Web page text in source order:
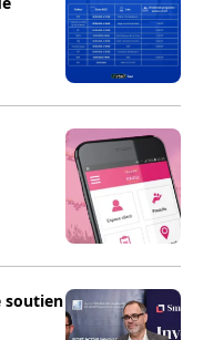
soutien